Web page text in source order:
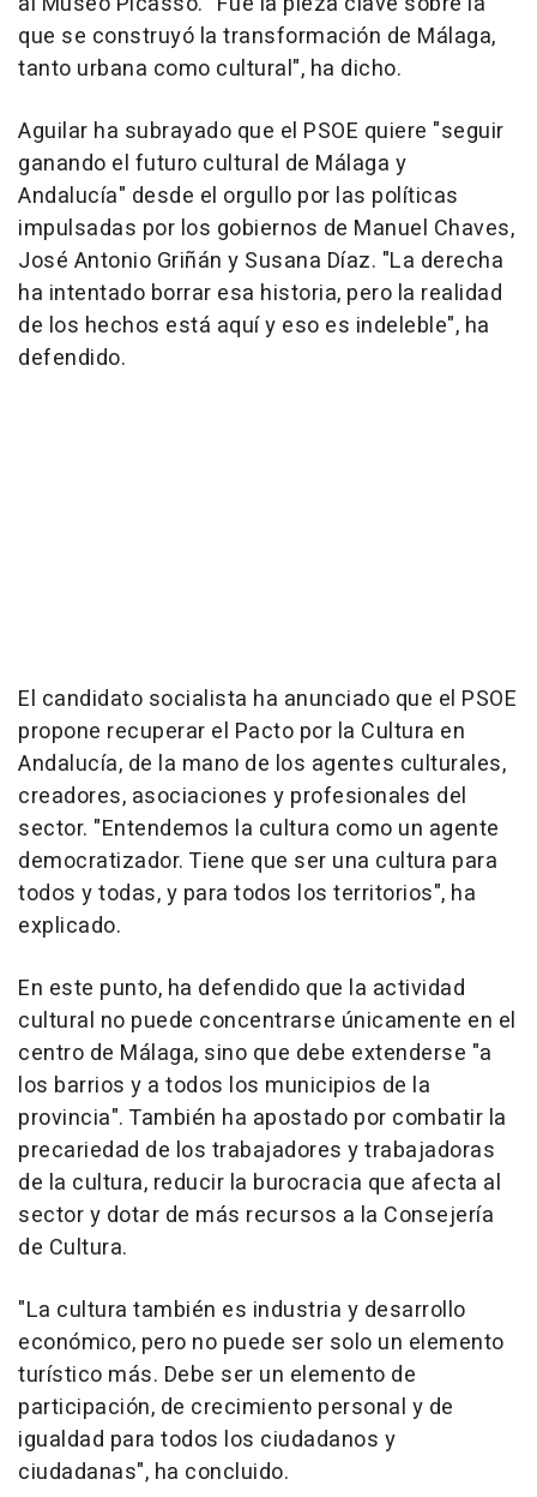
que se construyó la transformación de Málaga,
tanto urbana como cultural", ha dicho.
Aguilar ha subrayado que el PSOE quiere "seguir
ganando el futuro cultural de Málaga y
Andalucía" desde el orgullo por las políticas
impulsadas por los gobiernos de Manuel Chaves,
José Antonio Griñán y Susana Díaz. "La derecha
ha intentado borrar esa historia, pero la realidad
de los hechos está aquí y eso es indeleble", ha
defendido.
El candidato socialista ha anunciado que el PSOE
propone recuperar el Pacto por la Cultura en
Andalucía, de la mano de los agentes culturales,
creadores, asociaciones y profesionales del
sector. "Entendemos la cultura como un agente
democratizador. Tiene que ser una cultura para
todos y todas, y para todos los territorios", ha
explicado.
En este punto, ha defendido que la actividad
cultural no puede concentrarse únicamente en el
centro de Málaga, sino que debe extenderse "a
los barrios y a todos los municipios de la
provincia". También ha apostado por combatir la
precariedad de los trabajadores y trabajadoras
de la cultura, reducir la burocracia que afecta al
sector y dotar de más recursos a la Consejería
de Cultura.
"La cultura también es industria y desarrollo
económico, pero no puede ser solo un elemento
turístico más. Debe ser un elemento de
participación, de crecimiento personal y de
igualdad para todos los ciudadanos y
ciudadanas", ha concluido.